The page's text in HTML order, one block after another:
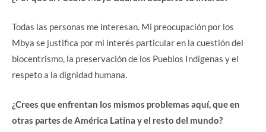
Todas las personas me interesan. Mi preocupación por los
Mbya se justifica por mi interés particular en la cuestión del
biocentrismo, la preservación de los Pueblos Indígenas y el
respeto a la dignidad humana.
¿Crees que enfrentan los mismos problemas aquí, que en
otras partes de América Latina y el resto del mundo?